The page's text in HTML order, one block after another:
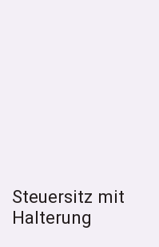
Steuersitz mit
Halterung